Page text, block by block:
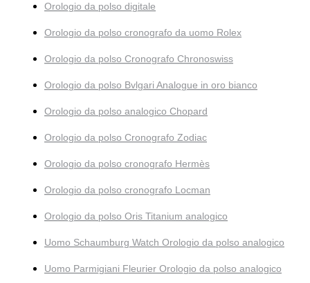
Orologio da polso digitale
Orologio da polso cronografo da uomo Rolex
Orologio da polso Cronografo Chronoswiss
Orologio da polso Bvlgari Analogue in oro bianco
Orologio da polso analogico Chopard
Orologio da polso Cronografo Zodiac
Orologio da polso cronografo Hermès
Orologio da polso cronografo Locman
Orologio da polso Oris Titanium analogico
Uomo Schaumburg Watch Orologio da polso analogico
Uomo Parmigiani Fleurier Orologio da polso analogico